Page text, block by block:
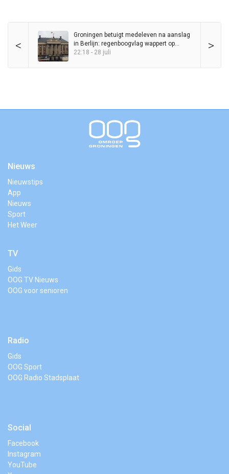
< >
Groningen betuigt medeleven na aanslag
in Berlijn: regenboogvlag wappert op
Stadhuis
22:18 - 28 juli
Nieuws
Nieuwstips
App
Nieuws
Sport
Het Weer
TV
Gids
OOG TV Nieuws
OOG voor senioren
Radio
Gids
OOG Sport
OOG Radio Stadsplaat
Social
Facebook
Instagram
YouTube